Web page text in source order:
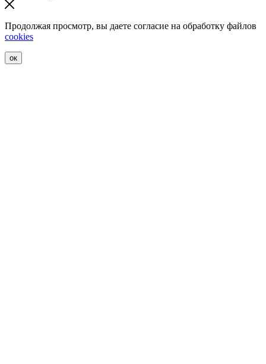
Продолжая просмотр, вы даете согласие на обработку файлов
cookies
ок